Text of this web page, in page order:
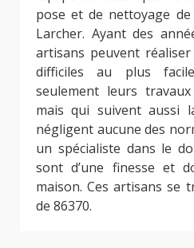
pose et de nettoyage
Larcher. Ayant des
artisans peuvent
difficiles au plus
seulement leurs
mais qui suivent aussi
négligent aucune des
un spécialiste dans le
sont d’une finesse et
maison. Ces artisans se
de 86370.